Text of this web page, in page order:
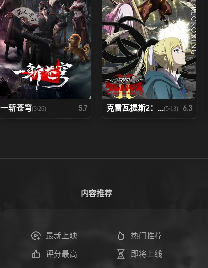
一斩苍穹(3/26) 5.7 克雷瓦提斯2：...(5/13) 6.3
内容推荐
最新上映 热门推荐
评分最高 即将上线